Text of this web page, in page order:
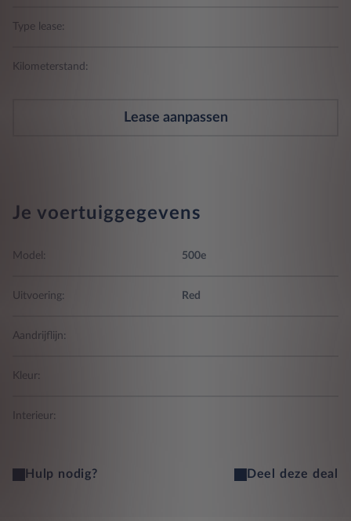
Type lease:
Kilometerstand:
Lease aanpassen
Je voertuiggegevens
Model: 500e
Uitvoering: Red
Aandrijflijn:
Kleur:
Interieur:
Hulp nodig? Deel deze deal